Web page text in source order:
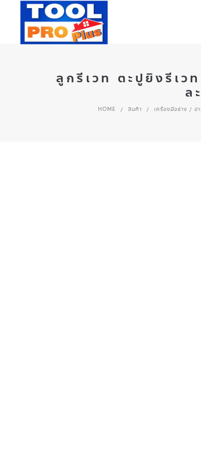
ลูกรีเวท ตะปูยิงรีเ
ล
HOME / สินค้า / เครื่องมือช่าง / ฮ